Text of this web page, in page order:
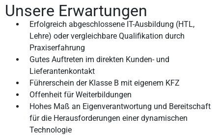
Unsere Erwartungen
Erfolgreich abgeschlossene IT-Ausbildung (HTL,
Lehre) oder vergleichbare Qualifikation durch
Praxiserfahrung
Gutes Auftreten im direkten Kunden- und
Lieferantenkontakt
Führerschein der Klasse B mit eigenem KFZ
Offenheit für Weiterbildungen
Hohes Maß an Eigenverantwortung und Bereitschaft
für die Herausforderungen einer dynamischen
Technologie